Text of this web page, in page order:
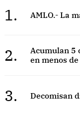
1. AMLO.- La
2.
Acumulan 5
en menos
3. Decomisan